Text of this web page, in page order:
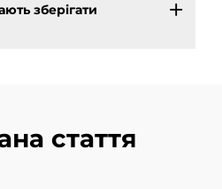
зберігати
стаття